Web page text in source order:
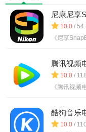
尼康尼享
10.0 /
《尼享
腾讯视频
10.0 /
《腾讯视频
酷狗音乐
10.0 /